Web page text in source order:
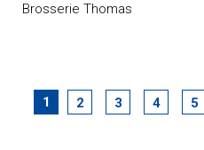
Brosserie Thomas
1 2 3 4 5